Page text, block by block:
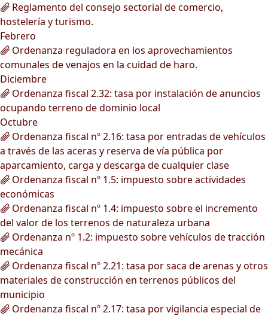
Reglamento del consejo sectorial de comercio,
hostelería y turismo.
Febrero
Ordenanza reguladora en los aprovechamientos
comunales de venajos en la cuidad de haro.
Diciembre
Ordenanza fiscal 2.32: tasa por instalación de anuncios
ocupando terreno de dominio local
Octubre
Ordenanza fiscal nº 2.16: tasa por entradas de vehículos
a través de las aceras y reserva de vía pública por
aparcamiento, carga y descarga de cualquier clase
Ordenanza fiscal nº 1.5: impuesto sobre actividades
económicas
Ordenanza fiscal nº 1.4: impuesto sobre el incremento
del valor de los terrenos de naturaleza urbana
Ordenanza nº 1.2: impuesto sobre vehículos de tracción
mecánica
Ordenanza fiscal nº 2.21: tasa por saca de arenas y otros
materiales de construcción en terrenos públicos del
municipio
Ordenanza fiscal nº 2.17: tasa por vigilancia especial de